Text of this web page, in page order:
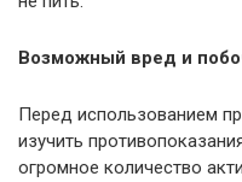
Возможный вред и
Перед использованием
изучить
огромное количество